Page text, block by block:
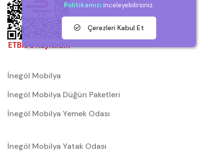
İnegöl Mobilya
İnegöl Mobilya Düğün Paketleri
İnegöl Mobilya Yemek Odası
İnegöl Mobilya Yatak Odası
Politikamızı inceleyebilirsiniz.
Çerezleri Kabul Et